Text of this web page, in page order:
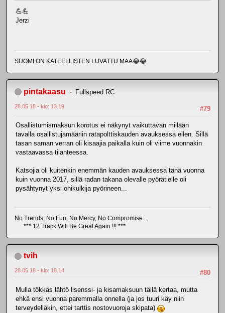
💪💪
Jerzi
SUOMI ON KATEELLISTEN LUVATTU MAA😂😂
pintakaasu Fullspeed RC
#79
28.05.18 - klo: 13.19
Osallistumismaksun korotus ei näkynyt vaikuttavan millään
tavalla osallistujamääriin ratapolttiskauden avauksessa eilen. Sillä
tasan saman verran oli kisaajia paikalla kuin oli viime vuonnakin
vastaavassa tilanteessa.
Katsojia oli kuitenkin enemmän kauden avauksessa tänä vuonna
kuin vuonna 2017, sillä radan takana olevalle pyörätielle oli
pysähtynyt yksi ohikulkija pyörineen...
No Trends, No Fun, No Mercy, No Compromise...
*** 12 Track Will Be Great Again !!! ***
tvih
#80
28.05.18 - klo: 18.14
Mulla tökkäs lähtö lisenssi- ja kisamaksuun tällä kertaa, mutta
ehkä ensi vuonna paremmalla onnella (ja jos tuuri käy niin
terveydelläkin, ettei tarttis nostovuoroja skipata)